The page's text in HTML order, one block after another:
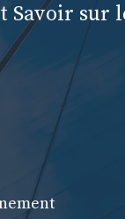
Savoir sur